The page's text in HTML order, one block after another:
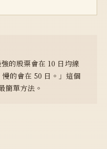
的股票會在 10 日均線
的會在 50 日。」這個
簡單方法。